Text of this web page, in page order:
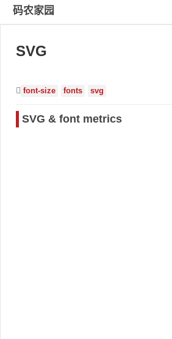
码农家园
SVG
font-size fonts svg
SVG & font metrics